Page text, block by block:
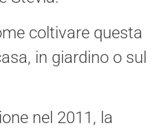
coltivare questa
in giardino o sul
nel 2011, la